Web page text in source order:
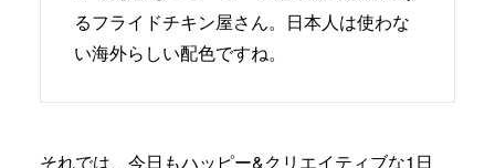
るフライドチキン屋さん。日本人は使わな
い海外らしい配色ですね。
それでは、今日もハッピー&クリエイティブな1日